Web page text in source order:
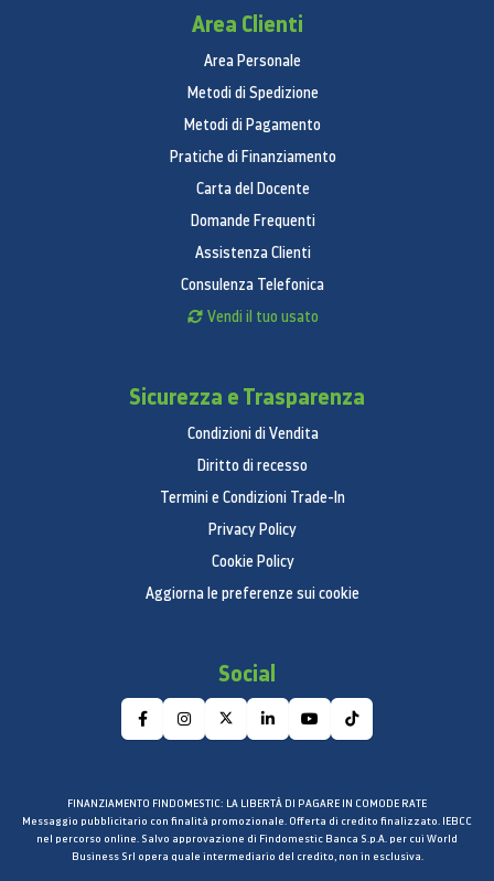
Area Clienti
Area Personale
Metodi di Spedizione
Metodi di Pagamento
Pratiche di Finanziamento
Carta del Docente
Domande Frequenti
Assistenza Clienti
Consulenza Telefonica
Vendi il tuo usato
Sicurezza e Trasparenza
Condizioni di Vendita
Diritto di recesso
Termini e Condizioni Trade-In
Privacy Policy
Cookie Policy
Aggiorna le preferenze sui cookie
Social
FINANZIAMENTO FINDOMESTIC: LA LIBERTÀ DI PAGARE IN COMODE RATE
Messaggio pubblicitario con finalità promozionale. Offerta di credito finalizzato. IEBCC
nel percorso online. Salvo approvazione di Findomestic Banca S.p.A. per cui World
Business Srl opera quale intermediario del credito, non in esclusiva.